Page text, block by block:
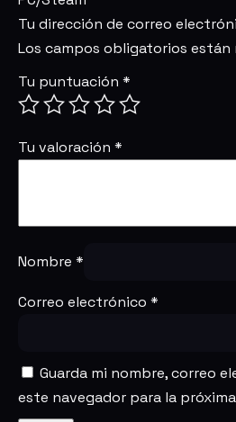
Tu dirección de correo
Los campos obligatorios están
Tu puntuación *
Tu valoración *
Nombre *
Correo electrónico *
Guarda mi nombre, correo
este navegador para la